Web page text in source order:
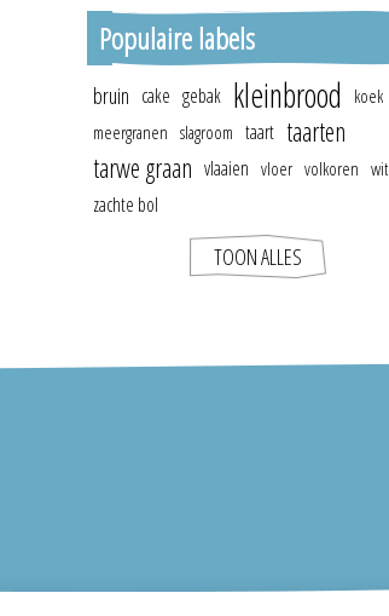
Populaire labels
bruin cake gebak kleinbrood
koek
meergranen slagroom taart taarten
tarwe graan vlaaien vloer volkoren wit
zachte bol
TOON ALLES